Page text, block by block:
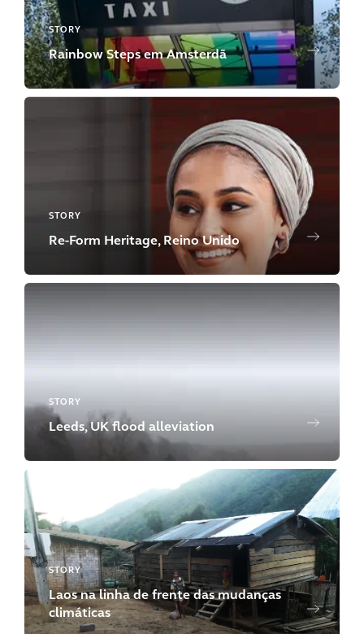
STORY
Rainbow Steps em Amsterdã
STORY
Re-Form Heritage, Reino Unido
STORY
Leeds, UK flood alleviation
STORY
Laos na linha de frente das mudanças
climáticas